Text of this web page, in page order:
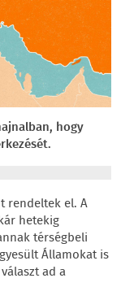
hogy
rendeltek el. A
hetekig
térségbeli
Államokat is
ad a